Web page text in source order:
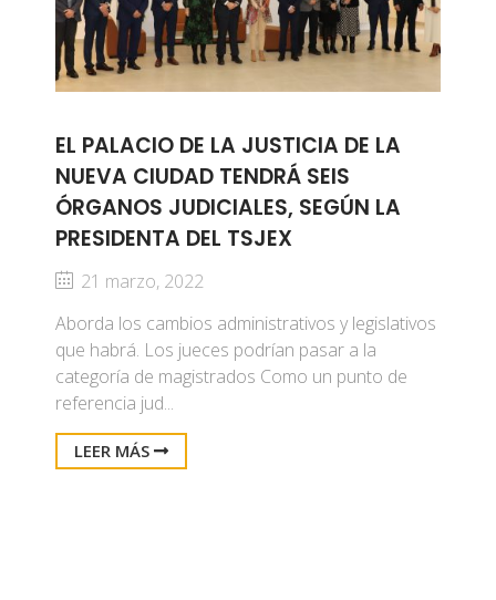
EL PALACIO DE LA JUSTICIA DE LA
NUEVA CIUDAD TENDRÁ SEIS
ÓRGANOS JUDICIALES, SEGÚN LA
PRESIDENTA DEL TSJEX
21 marzo, 2022
Aborda los cambios administrativos y legislativos
que habrá. Los jueces podrían pasar a la
categoría de magistrados Como un punto de
referencia jud...
LEER MÁS